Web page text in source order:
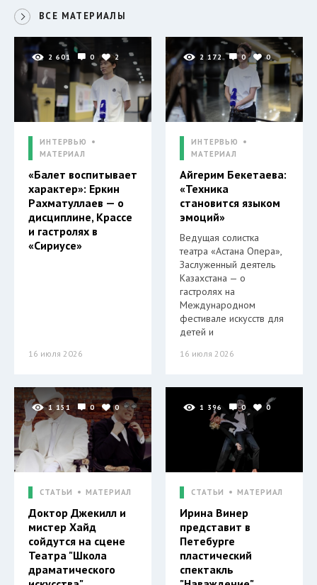
ВСЕ МАТЕРИАЛЫ
2 601 0 2
ИНТЕРВЬЮ
МАТЕРИАЛ
«Балет воспитывает
характер»: Еркин
Рахматуллаев — о
дисциплине, Крассе
и гастролях в
«Сириусе»
16 июля 2026
2 172 0 0
ИНТЕРВЬЮ
МАТЕРИАЛ
Айгерим Бекетаева:
«Техника
становится языком
эмоций»
Ведущая солистка
театра «Астана Опера»,
Заслуженный деятель
Казахстана — о
гастролях на
Международном
фестивале искусств для
детей и
16 июля 2026
1 151 0 0
СТАТЬИ МАТЕРИАЛ
Доктор Джекилл и
мистер Хайд
сойдутся на сцене
Театра "Школа
драматического
1 396 0 0
СТАТЬИ МАТЕРИАЛ
Ирина Винер
представит в
Петебурге
пластический
спектакль